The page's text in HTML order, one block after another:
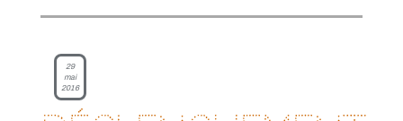
29
mai
2016